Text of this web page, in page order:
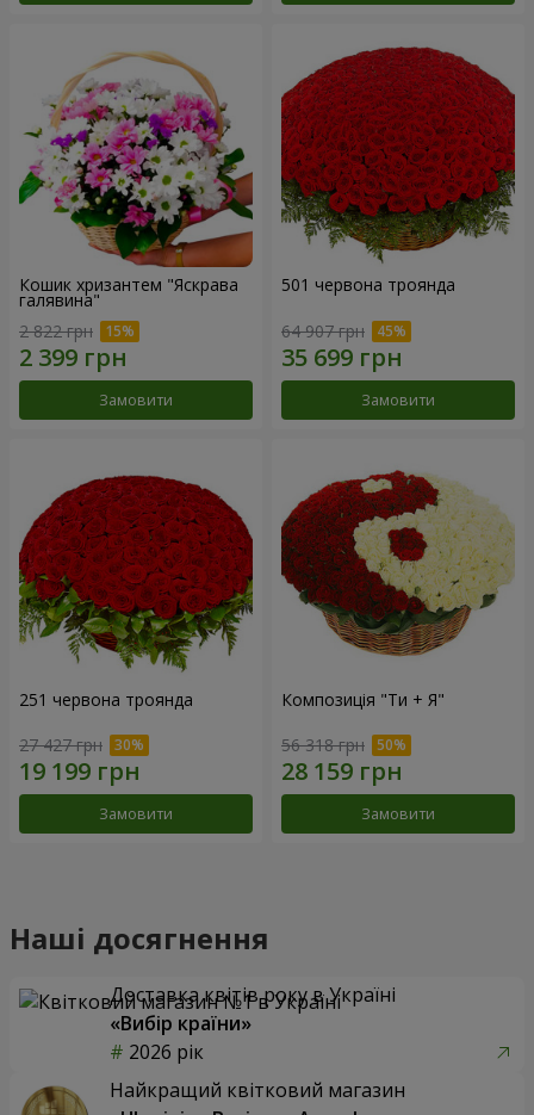
Кошик хризантем "Яскрава
галявина"
2 822 грн
Замовити
501 червона троянда
64 907 грн
Замовити
251 червона троянда
27 427 грн
Замовити
Композиція "Ти + Я"
56 318 грн
Замовити
Наші досягнення
Доставка квітів року в Україні
«Вибір країни»
2026 рік
Найкращий квітковий магазин